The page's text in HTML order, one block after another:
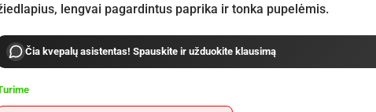
lengvai pagardintus paprika ir tonka pupelėmis.
Čia kvepalų asistentas! Spauskite ir užduokite klausimą